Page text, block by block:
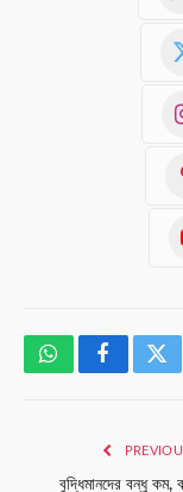
WhatsAppFacebook
বুদ্ধিমানদের বন্ধু কম,